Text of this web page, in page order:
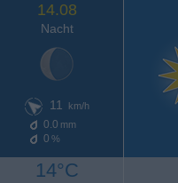
14.08
Nacht
11 km/h
0.0 mm
0 %
14°C